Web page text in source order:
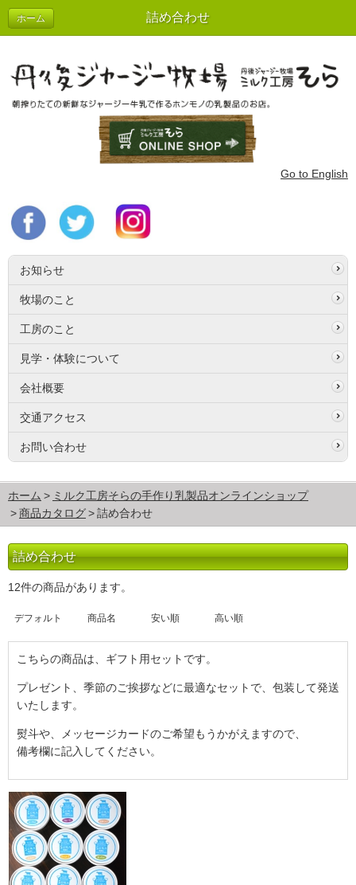
詰め合わせ
ホーム
Go to English
お知らせ
牧場のこと
工房のこと
見学・体験について
会社概要
交通アクセス
お問い合わせ
ホーム
ミルク工房そらの手作り乳製品オンラインショップ
商品カタログ
詰め合わせ
詰め合わせ
12件の商品があります。
デフォルト 商品名 安い順 高い順
こちらの商品は、ギフト用セットです。
プレゼント、季節のご挨拶などに最適なセットで、包装して発送
いたします。
熨斗や、メッセージカードのご希望もうかがえますので、
備考欄に記入してください。